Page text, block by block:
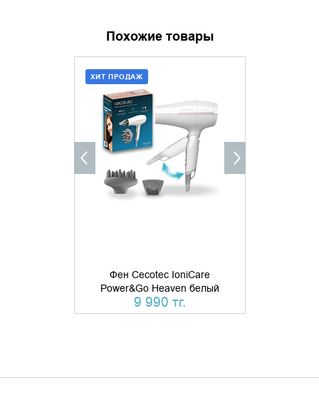
Похожие товары
Фен Cecotec IoniCare
Power&Go Heaven белый
9 990 тг.
ХИТ ПРОДАЖ
ДОБАВИТЬ В КОРЗИНУ
КУПИТЬ В 1 КЛИК